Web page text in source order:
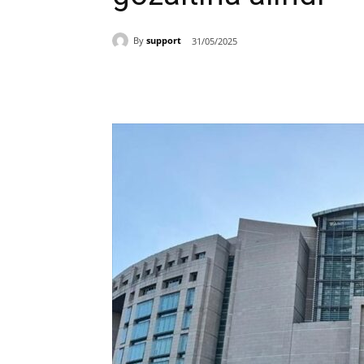
By support 31/05/2025